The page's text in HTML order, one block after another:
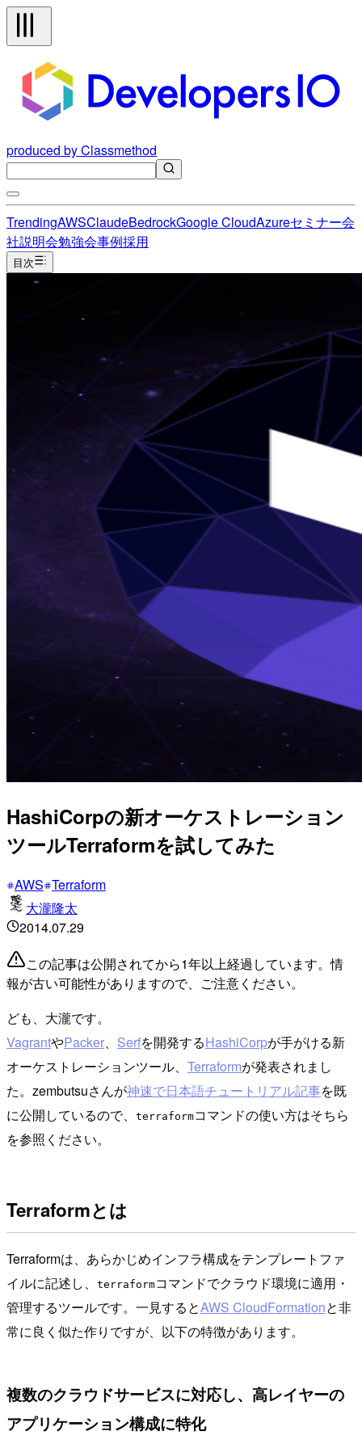
produced by Classmethod
TrendingAWSClaudeBedrockGoogle CloudAzureセミナー会
社説明会勉強会事例採用
目次
HashiCorpの新オーケストレーション
ツールTerraformを試してみた
AWS Terraform
大瀧隆太
2014.07.29
この記事は公開されてから1年以上経過しています。情
報が古い可能性がありますので、ご注意ください。
ども、大瀧です。
VagrantやPacker Serfを開発するHashiCorpが手がける新
オーケストレーションツール、 Terraformが発表されまし
た。zembutsuさんが神速で日本語チュートリアル記事を既
に公開しているので、
terraformコマンドの使い方はそちら
を参照ください。
Terraformとは
Terraformは、あらかじめインフラ構成をテンプレートファ
イルに記述し、
terraformコマンドでクラウド環境に適用・
管理するツールです。一見するとAWS CloudFormationと非
常に良く似た作りですが、以下の特徴があります。
複数のクラウドサービスに対応し、高レイヤーの
アプリケーション構成に特化